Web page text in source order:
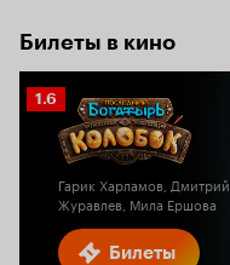
Билеты в кино
Билеты
Рейтинг
Кинопоиска
1.6
Гарик Харламов, Дмитрий
Журавлев, Мила Ершова